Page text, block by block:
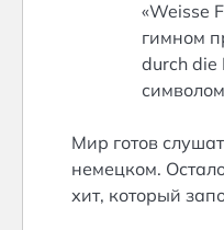
«Weisse
гимном
durch die
Мир готов
немецком.
хит, который